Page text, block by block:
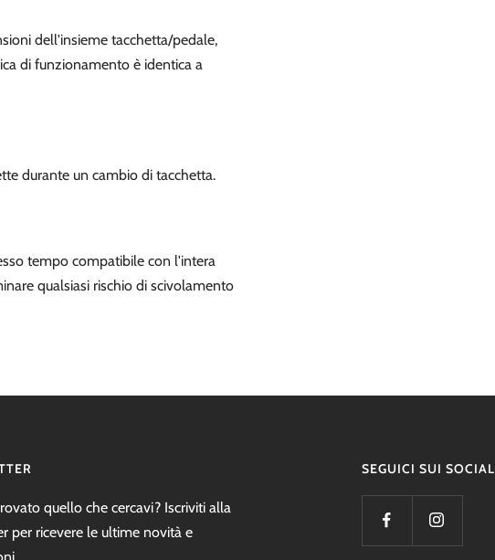
dell'insieme tacchetta/pedale,
di funzionamento è identica a
durante un cambio di tacchetta.
tempo compatibile con l'intera
qualsiasi rischio di scivolamento
quello che cercavi? Iscriviti alla
per ricevere le ultime novità e
SEGUICI SUI SOCIAL